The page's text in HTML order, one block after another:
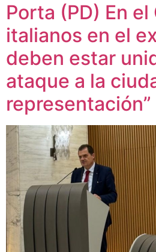
Porta (PD) En el
italianos en el
deben estar
ataque a la
representación”